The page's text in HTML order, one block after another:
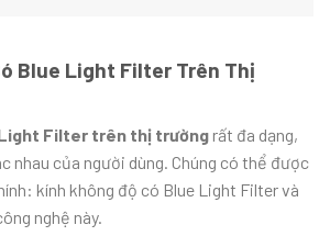
Blue Light Filter Trên Thị
Filter trên thị trường rất đa dạng,
nhau của người dùng. Chúng có thể được
kính không độ có Blue Light Filter và
nghệ này.